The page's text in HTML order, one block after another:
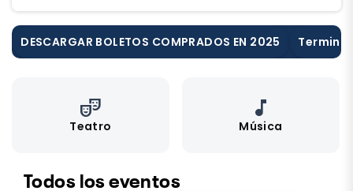
DESCARGAR BOLETOS COMPRADOS EN 2025
theater_comedy
Teatro
music_note
Música
Todos los eventos